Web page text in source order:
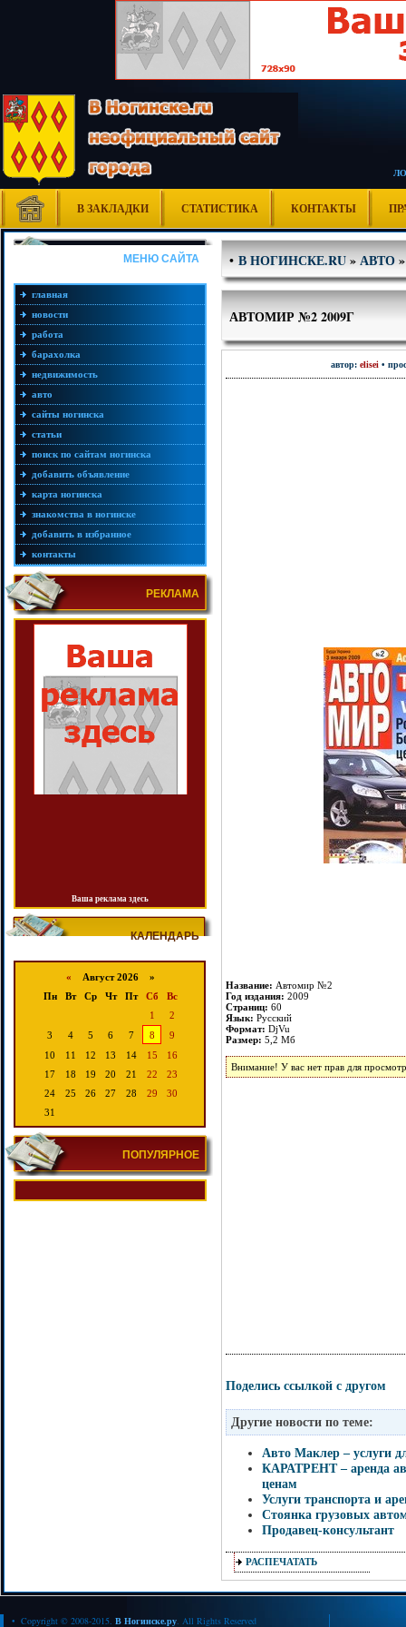
В ЗАКЛАДКИ СТАТИСТИКА КОНТАКТЫ
МЕНЮ САЙТА
главная
новости
работа
барахолка
недвижимость
авто
сайты ногинска
статьи
поиск по сайтам ногинска
добавить объявление
карта ногинска
знакомства в ногинске
добавить в избранное
контакты
РЕКЛАМА
Ваша реклама здесь
КАЛЕНДАРЬ
« Август 2026 »
Пн
Вт Ср Чт Пт Сб
Вс
1
2
3
4 5 6 7 8
9
10
11 12 13 14 15
16
17
18 19 20 21 22
23
24
25 26 27 28 29
30
31
ПОПУЛЯРНОЕ
•В НОГИНСКЕ.RU»АВТО
АВТОМИР №2 2009Г
автор: elisei •
Название: Автомир №2
Год издания: 2009
Страниц: 60
Язык: Русский
Формат: DjVu
Размер: 5,2 Мб
Внимание! У вас нет прав для
Поделись ссылкой с другом
Другие новости по теме:
Авто Маклер – услуги
КАРАТРЕНТ – аренда
ценам
Услуги транспорта и
Стоянка грузовых
Продавец-консультант
РАСПЕЧАТАТЬ
• Copyright © 2008-2015. В Ногинске.ру. All Rights Reserved